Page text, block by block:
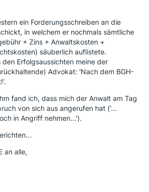
ein Forderungsschreiben an die
in welchem er nochmals sämtliche
+ Zins + Anwaltskosten +
säuberlich auflistete.
Erfolgsaussichten meine der
Advokat: 'Nach dem BGH-
fand ich, dass mich der Anwalt am Tag
von sich aus angerufen hat ('...
in Angriff nehmen...').
an alle,